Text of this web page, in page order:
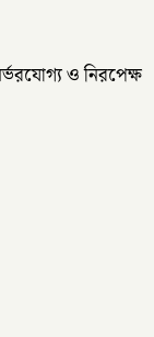
ও নিরপেক্ষ